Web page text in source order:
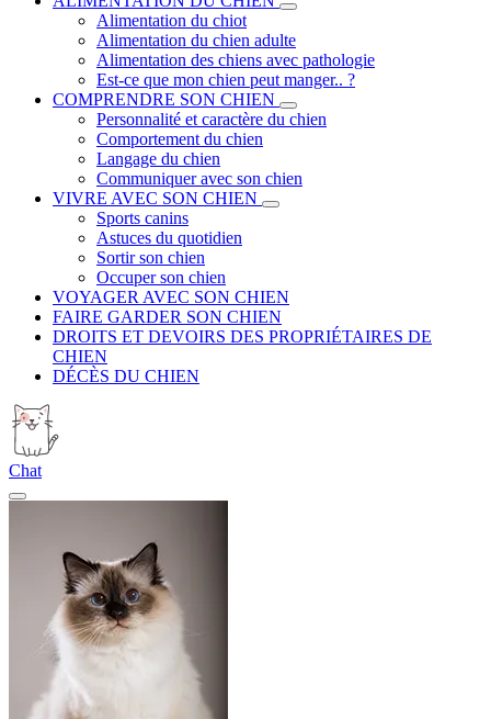
Alimentation du chiot
Alimentation du chien adulte
Alimentation des chiens avec pathologie
Est-ce que mon chien peut manger.. ?
COMPRENDRE SON CHIEN
Personnalité et caractère du chien
Comportement du chien
Langage du chien
Communiquer avec son chien
VIVRE AVEC SON CHIEN
Sports canins
Astuces du quotidien
Sortir son chien
Occuper son chien
VOYAGER AVEC SON CHIEN
FAIRE GARDER SON CHIEN
DROITS ET DEVOIRS DES PROPRIÉTAIRES DE
CHIEN
DÉCÈS DU CHIEN
Chat